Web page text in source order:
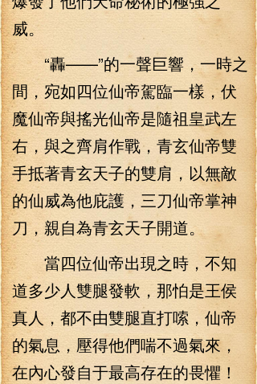
威。
“轟——”的一聲巨響，一時之
間，宛如四位仙帝駕臨一樣，伏
魔仙帝與搖光仙帝是隨祖皇武左
右，與之齊肩作戰，青玄仙帝雙
手抵著青玄天子的雙肩，以無敵
的仙威為他庇護，三刀仙帝掌神
刀，親自為青玄天子開道。
當四位仙帝出現之時，不知
道多少人雙腿發軟，那怕是王侯
真人，都不由雙腿直打嗦，仙帝
的氣息，壓得他們喘不過氣來，
在內心發自于最高存在的畏懼！